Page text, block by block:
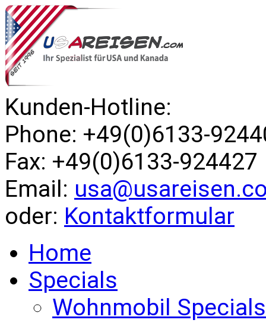
Kunden-Hotline:
Phone: +49(0)6133-
Fax: +49(0)6133-924427
Email:
oder: Kontaktformular
Home
Specials
Wohnmobil Specials